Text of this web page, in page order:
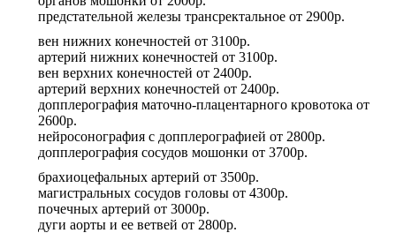
предстательной железы трансректальное от 2900р.
вен нижних конечностей от 3100р.
артерий нижних конечностей от 3100р.
вен верхних конечностей от 2400р.
артерий верхних конечностей от 2400р.
допплерография маточно-плацентарного кровотока от
2600р.
нейросонография с допплерографией от 2800р.
допплерография сосудов мошонки от 3700р.
брахиоцефальных артерий от 3500р.
магистральных сосудов головы от 4300р.
почечных артерий от 3000р.
дуги аорты и ее ветвей от 2800р.